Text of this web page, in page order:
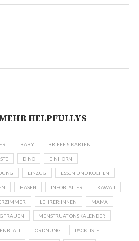
HELPFULLYS
BABY BRIEFE & KARTEN
DINO EINHORN
EINZUG ESSEN UND KOCHEN
HASEN INFOBLÄTTER KAWAII
LEHRER:INNEN MAMA
MENSTRUATIONSKALENDER
ORDNUNG PACKLISTE